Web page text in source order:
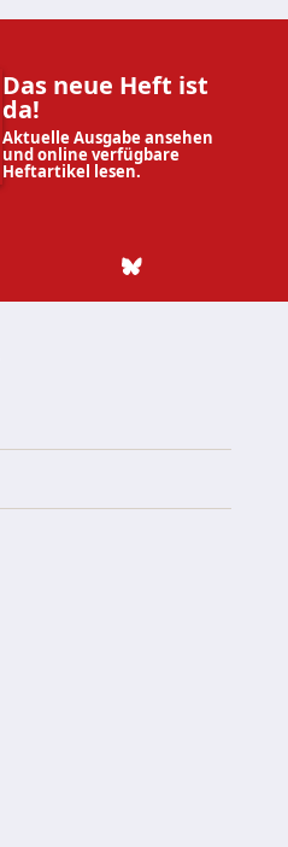
Das neue Heft ist
da!
Aktuelle Ausgabe ansehen
und online verfügbare
Heftartikel lesen.